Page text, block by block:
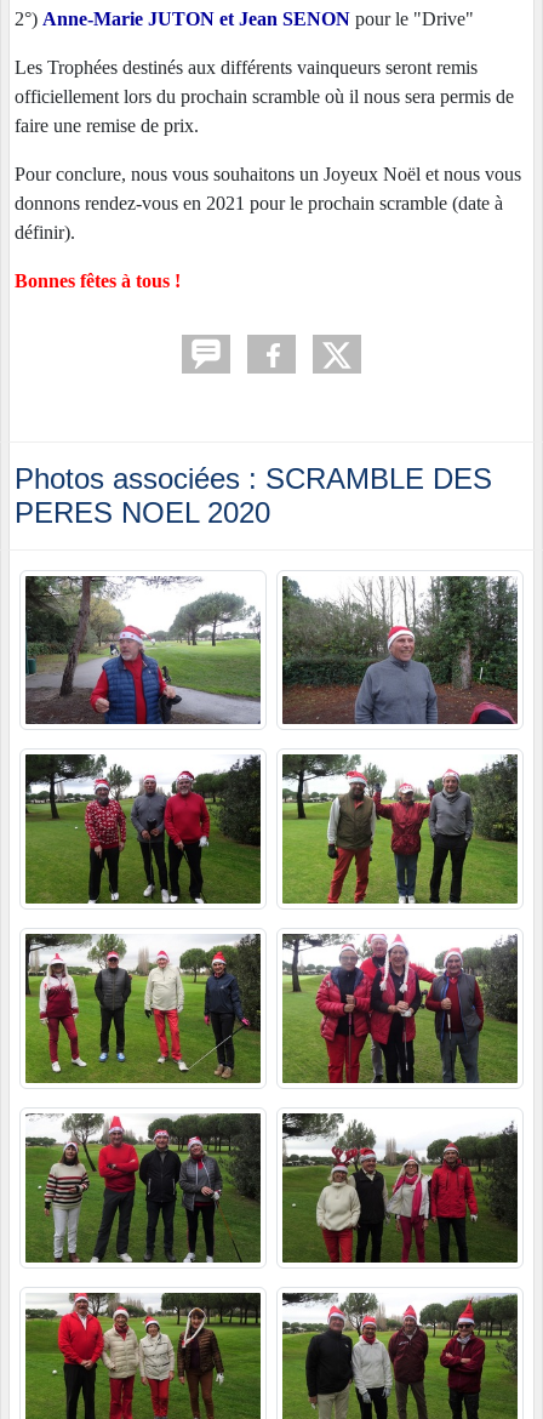
2°) Anne-Marie JUTON et Jean SENON pour le "Drive"
Les Trophées destinés aux différents vainqueurs seront remis
officiellement lors du prochain scramble où il nous sera permis de
faire une remise de prix.
Pour conclure, nous vous souhaitons un Joyeux Noël et nous vous
donnons rendez-vous en 2021 pour le prochain scramble (date à
définir).
Bonnes fêtes à tous !
Photos associées : SCRAMBLE DES
PERES NOEL 2020